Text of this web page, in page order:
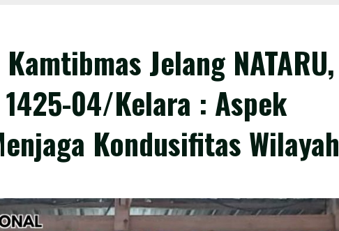
Jelang NATARU,
04/Kelara : Aspek
Kondusifitas Wilayah